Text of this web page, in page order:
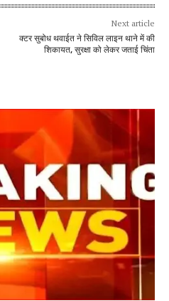
Next article
क्टर सुबोध थवाईत ने सिविल लाइन थाने में की
शिकायत, सुरक्षा को लेकर जताई चिंता